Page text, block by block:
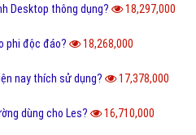
Desktop thông dụng? 18,297,000
phi độc đáo? 18,268,000
nay thích sử dụng? 17,378,000
dùng cho Les? 16,710,000